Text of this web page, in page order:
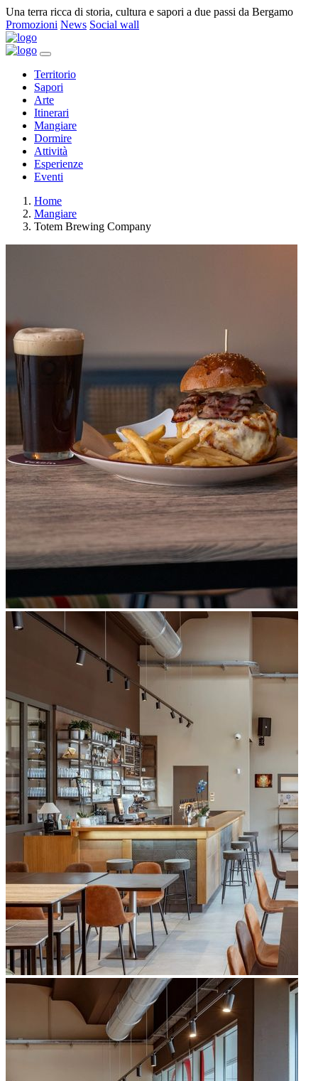
Una terra ricca di storia, cultura e sapori a due passi da Bergamo
Promozioni News Social wall
Territorio
Sapori
Arte
Itinerari
Mangiare
Dormire
Attività
Esperienze
Eventi
Home
Mangiare
Totem Brewing Company